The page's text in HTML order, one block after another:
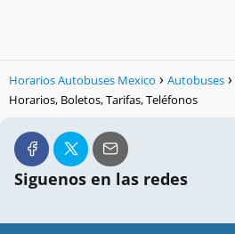
Horarios Autobuses Mexico Autobuses
Horarios, Boletos, Tarifas, Teléfonos
Siguenos en las redes